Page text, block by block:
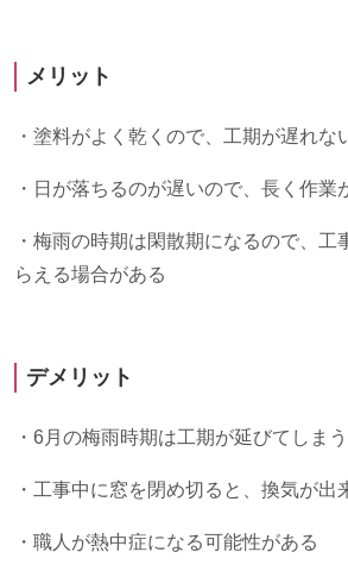
メリット
・塗料がよく乾くので、工期が遅れな
・日が落ちるのが遅いので、長く作業
・梅雨の時期は閑散期になるので、工
らえる場合がある
デメリット
・ 6月の梅雨時期は工期が延びてしまう
・工事中に窓を閉め切ると、換気が出
・職人が熱中症になる可能性がある